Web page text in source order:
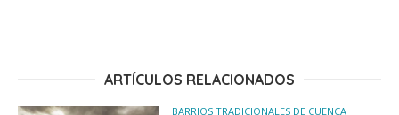
ARTÍCULOS RELACIONADOS
BARRIOS TRADICIONALES DE CUENCA